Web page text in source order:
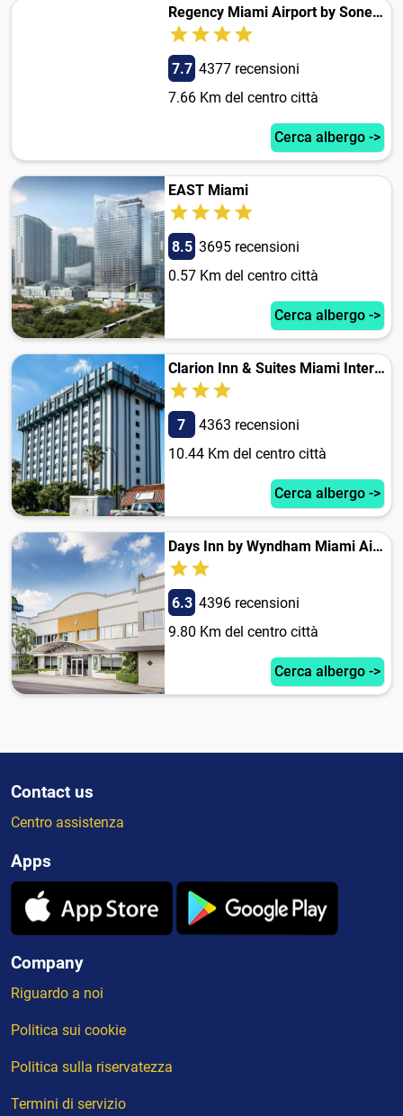
Regency Miami Airport by Sonesta
7.7 4377 recensioni
7.66 Km del centro città
Cerca albergo ->
EAST Miami
8.5 3695 recensioni
0.57 Km del centro città
Cerca albergo ->
Clarion Inn & Suites Miami International Airport
7
4363 recensioni
10.44 Km del centro città
Cerca albergo ->
Days Inn by Wyndham Miami Airport North
6.3 4396 recensioni
9.80 Km del centro città
Cerca albergo ->
Contact us
Centro assistenza
Apps
Company
Riguardo a noi
Politica sui cookie
Politica sulla riservatezza
Termini di servizio